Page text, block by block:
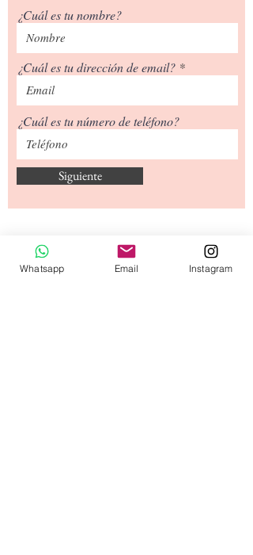
¿Cuál es tu nombre?
¿Cuál es tu dirección de email?
¿Cuál es tu número de teléfono?
Siguiente
Contacto
Tipos de Envío
​Términos y
Whatsapp Email Instagram